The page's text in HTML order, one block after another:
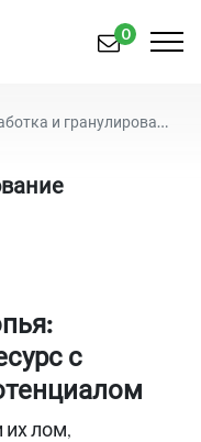
English (US)
0
и гранулирование пластиковых хлопьев
с
их лом,